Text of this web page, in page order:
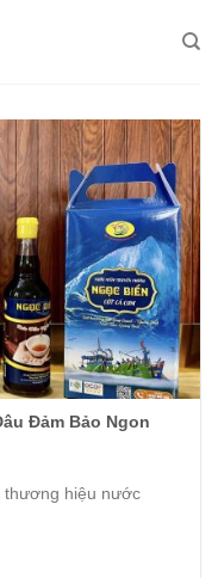
Đảm Bảo Ngon
thương hiệu nước